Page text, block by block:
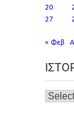
20
27
« Φεβ